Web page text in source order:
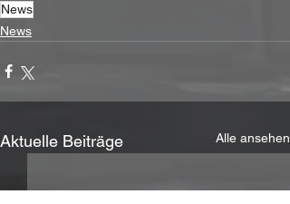
News
News
Aktuelle Beiträge Alle ansehen